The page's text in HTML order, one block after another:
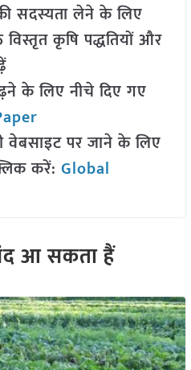
सदस्यता लेने के लिए
कृषि पद्धतियों और
के लिए नीचे दिए गए
पर जाने के लिए
करें: Global
आ सकता हैं